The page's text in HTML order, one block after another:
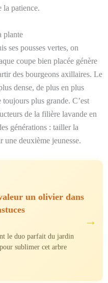
la patience.
plante
ses pousses vertes, on
coupe bien placée génère
des bourgeons axillaires. Le
dense, de plus en plus
plus grande. C’est
de la filière lavande en
générations : tailler la
une deuxième jeunesse.
un olivier dans
le duo parfait du jardin
sublimer cet arbre
→